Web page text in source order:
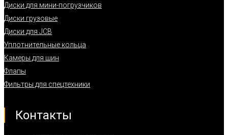
Диски для мини-погрузчиков
Диски грузовые
Диски для JCB
Уплотнительные кольца
Камеры для шин
Флапы
Фильтры для спецтехники
Контакты